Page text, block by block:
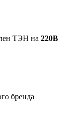
ТЭН на 220В
бренда